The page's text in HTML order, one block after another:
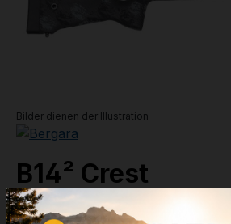
Bilder dienen der Illustration
B14² Crest
long action